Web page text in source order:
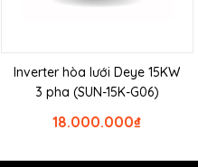
Inverter hòa lưới Deye 15KW
3 pha (SUN-15K-G06)
₫
18.000.000